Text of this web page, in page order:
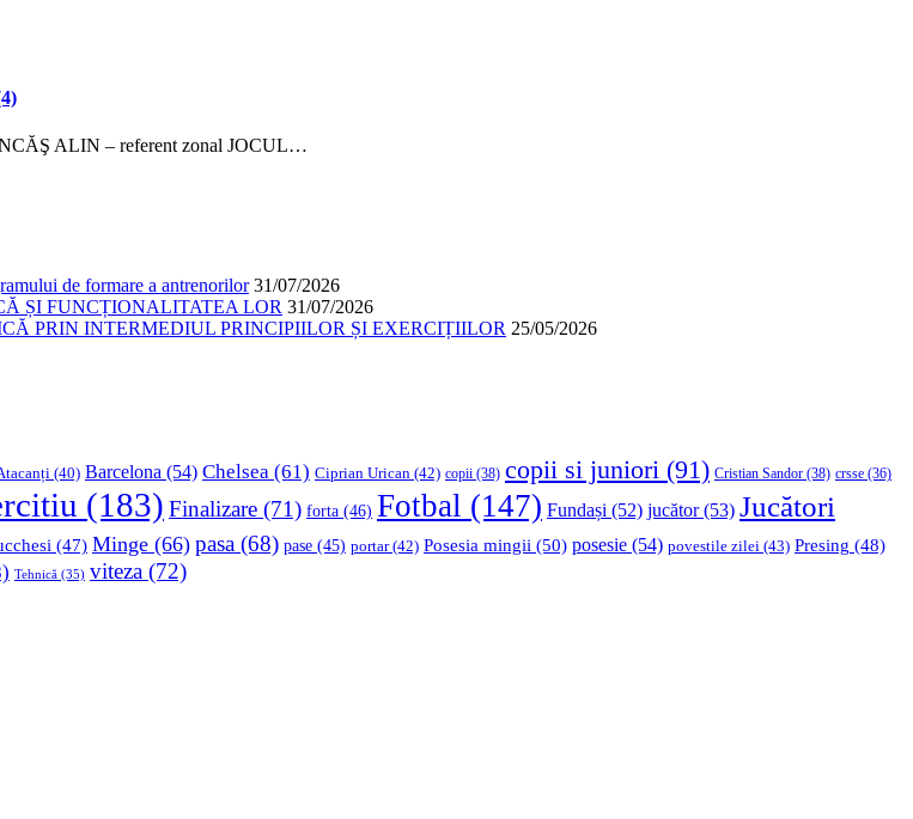
ALIN – referent zonal JOCUL…
de formare a antrenorilor 31/07/2026
ȘI FUNCȚIONALITATEA LOR 31/07/2026
PRIN INTERMEDIUL PRINCIPIILOR ȘI EXERCIȚIILOR 25/05/2026
(40) Barcelona (54) Chelsea (61) Ciprian Urican (42) copii (38) copii si juniori (91) Cristian Sandor (38) crsse (36)
(183) Finalizare (71) forta (46) Fotbal (147) Fundași (52) jucător(53) Jucători
(47) Minge (66) pasa (68) pase (45) portar(42) Posesia mingii (50) posesie (54) povestile zilei (43) Presing (48)
Tehnică (35) viteza (72)